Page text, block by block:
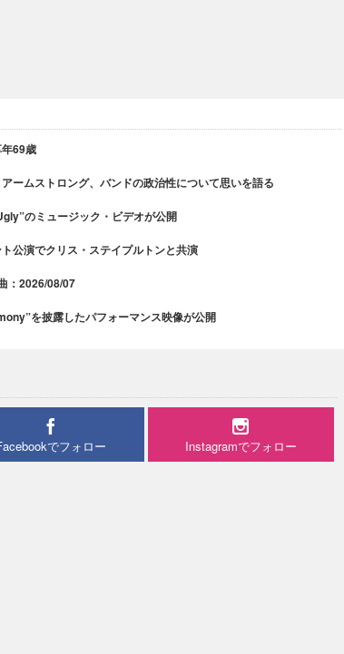
69歳
ームストロング、バンドの政治性について思いを語る
のミュージック・ビデオが公開
公演でクリス・ステイプルトンと共演
：2026/08/07
を披露したパフォーマンス映像が公開
でフォロー Instagramでフォロー